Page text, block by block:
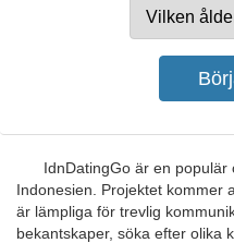
IdnDatingGo är en populär
Indonesien. Projektet kommer
är lämpliga för trevlig
bekantskaper, söka efter olika